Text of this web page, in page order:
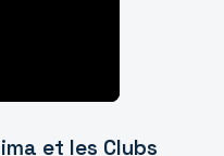
et les Clubs